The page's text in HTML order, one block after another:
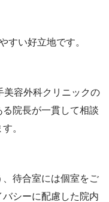
すい好立地です。
美容外科クリニックの
院長が一貫して相談
。
待合室には個室をご
シーに配慮した院内